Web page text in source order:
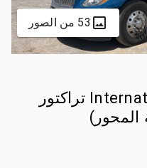
53 من الصور
2019 International LT625 6x2 تراكتور
المحور)